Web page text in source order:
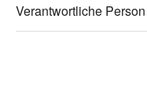
Verantwortliche Person